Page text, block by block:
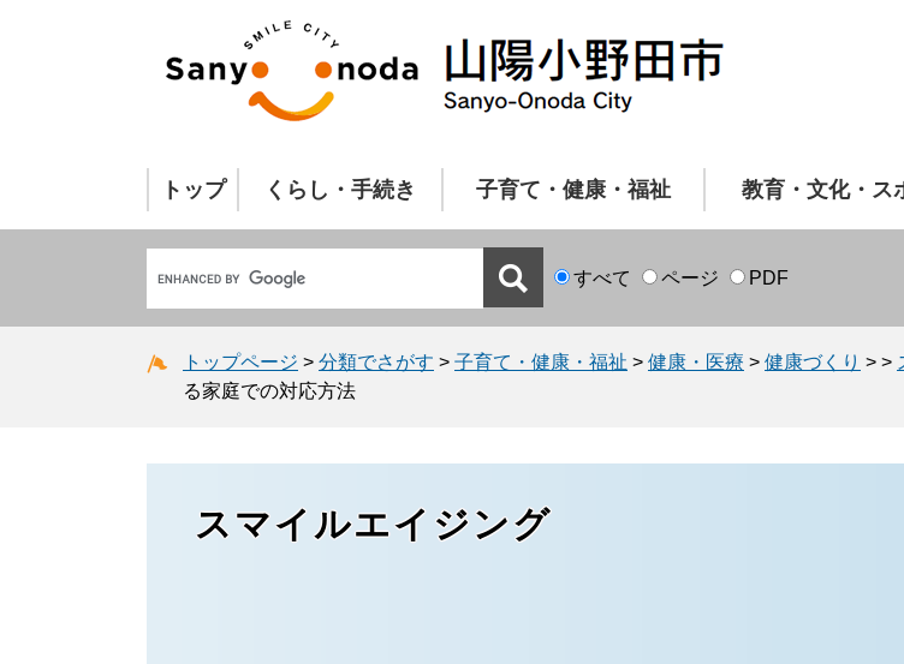
トップ くらし・手続き 子育て・健康・福祉 教育・文化・ス
すべて ページ PDF
トップページ > 分類でさがす > 子育て・健康・福祉 > 健康・医療 > 健康づくり > >
る家庭での対応方法
スマイルエイジング